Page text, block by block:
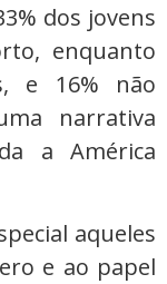
dos jovens
enquanto
e 16% não
narrativa
a América
aqueles
e ao papel